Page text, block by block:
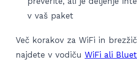
v vaš paket
Več korakov za WiFi in
najdete v vodiču WiFi ali